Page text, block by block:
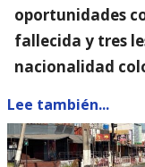
oportunidades
fallecida y tres
nacionalidad
Lee también...